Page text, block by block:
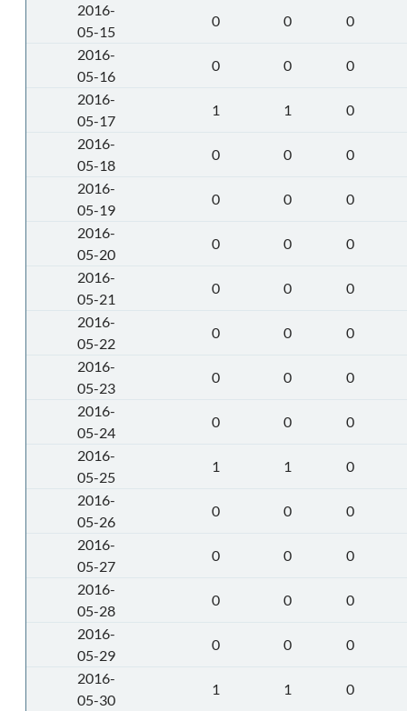
2016-
05-15
0 0
0
2016-
05-16
0 0
0
2016-
05-17
1 1
0
2016-
05-18
0 0
0
2016-
05-19
0 0
0
2016-
05-20
0 0
0
2016-
05-21
0 0
0
2016-
05-22
0 0
0
2016-
05-23
0 0
0
2016-
05-24
0 0
0
2016-
05-25
1 1
0
2016-
05-26
0 0
0
2016-
05-27
0 0
0
2016-
05-28
0 0
0
2016-
05-29
0 0
0
2016-
05-30
1 1
0